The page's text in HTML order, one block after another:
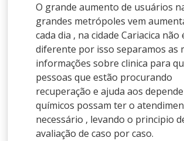
O grande aumento de usuários
grandes metrópoles vem
cada dia , na cidade Cariacica não
diferente por isso separamos as
informações sobre clinica para
pessoas que estão procurando
recuperação e ajuda aos
químicos possam ter o
necessário , levando o principio
avaliação de caso por caso.